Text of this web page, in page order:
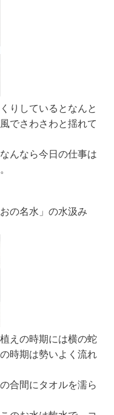
りしているとなんと
でさわさわと揺れて
んなら今日の仕事は
の名水」の水汲み
えの時期には横の蛇
時期は勢いよく流れ
合間にタオルを濡ら